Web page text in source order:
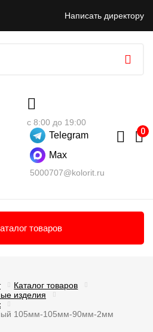
Написать директору
с 8:00 до 19:00
Telegram
Max
5000707@kolorit.ru
товаров
Каталог товаров
изделия
105мм-105мм-90мм-2мм